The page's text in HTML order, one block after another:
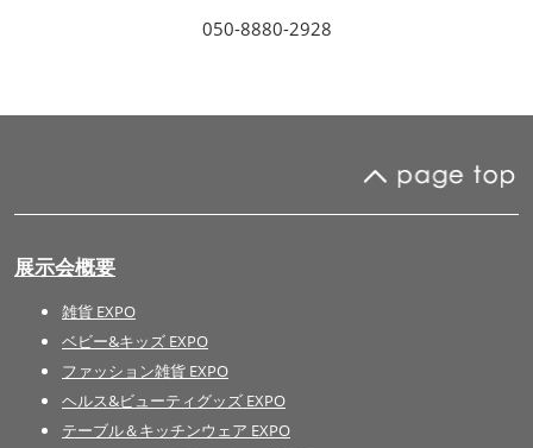
050-8880-2928
展示会概要
雑貨 EXPO
ベビー&キッズ EXPO
ファッション雑貨 EXPO
ヘルス&ビューティグッズ EXPO
テーブル＆キッチンウェア EXPO